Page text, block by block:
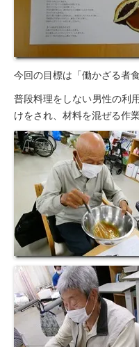
はまなこ介護老人保健施設
三田介護老人保健施設
ショートステイ
滝町ショートステイ
グループホーム
居宅介護支援事業所
豊岡会の居宅介護支援
デイケア
とよおかデイケア
はまなこデイケア
元町デイケア
三田デイケア
今回の目標は「働かざる者
普段料理をしない男性の利
けをされ、材料を混ぜる作